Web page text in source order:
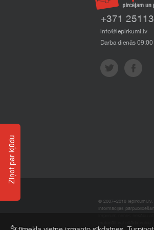
+371
info@iepirkumi.lv
Darba dienās
© 2007–2018
Informācijas
Ziņot par kļūdu